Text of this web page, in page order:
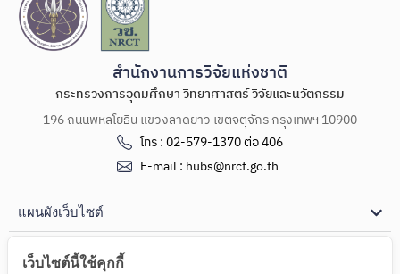
สำนักงานการวิจัยแห่งชาติ
กระทรวงการอุดมศึกษา วิทยาศาสตร์ วิจัยและนวัตกรรม
196 ถนนพหลโยธิน แขวงลาดยาว เขตจตุจักร กรุงเทพฯ 10900
โทร : 02-579-1370 ต่อ 406
E-mail : hubs@nrct.go.th
แผนผังเว็บไซต์
ช่องทางการติดต่อ
เว็บไซต์นี้ใช้คุกกี้